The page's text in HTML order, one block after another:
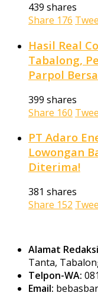
439 shares
Share 176
Hasil Real
Tabalong,
Parpol
399 shares
Share 160
PT Adaro
Lowongan
Diterima!
381 shares
Share 152
Alamat
Tanta,
Telpon-WA:
Email: